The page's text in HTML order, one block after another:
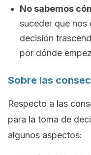
No sabemos
suceder que nos
decisión
por dónde
Sobre las
Respecto a las
para la toma de
algunos aspectos: